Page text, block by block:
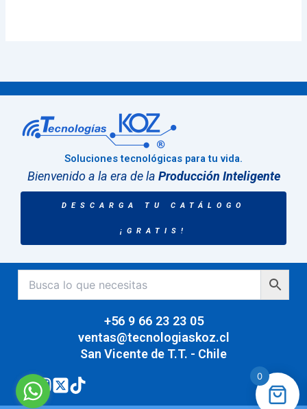
Soluciones tecnológicas para tu vida.
Bienvenido a la era de la Producción Inteligente
DESCARGA TU CATÁLOGO
¡GRATIS!
+56 9 66 23 23 05
ventas@tecnologiaskoz.cl
San Vicente de T.T. - Chile
0